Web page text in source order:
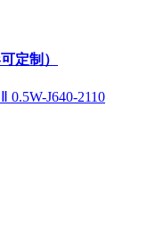
定制）
0.5W-J640-2110